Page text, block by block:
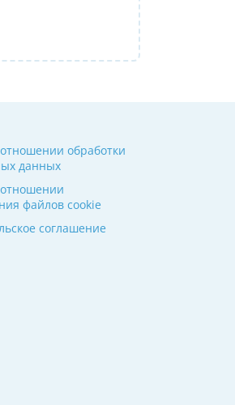
обработки
данных
файлов cookie
соглашение